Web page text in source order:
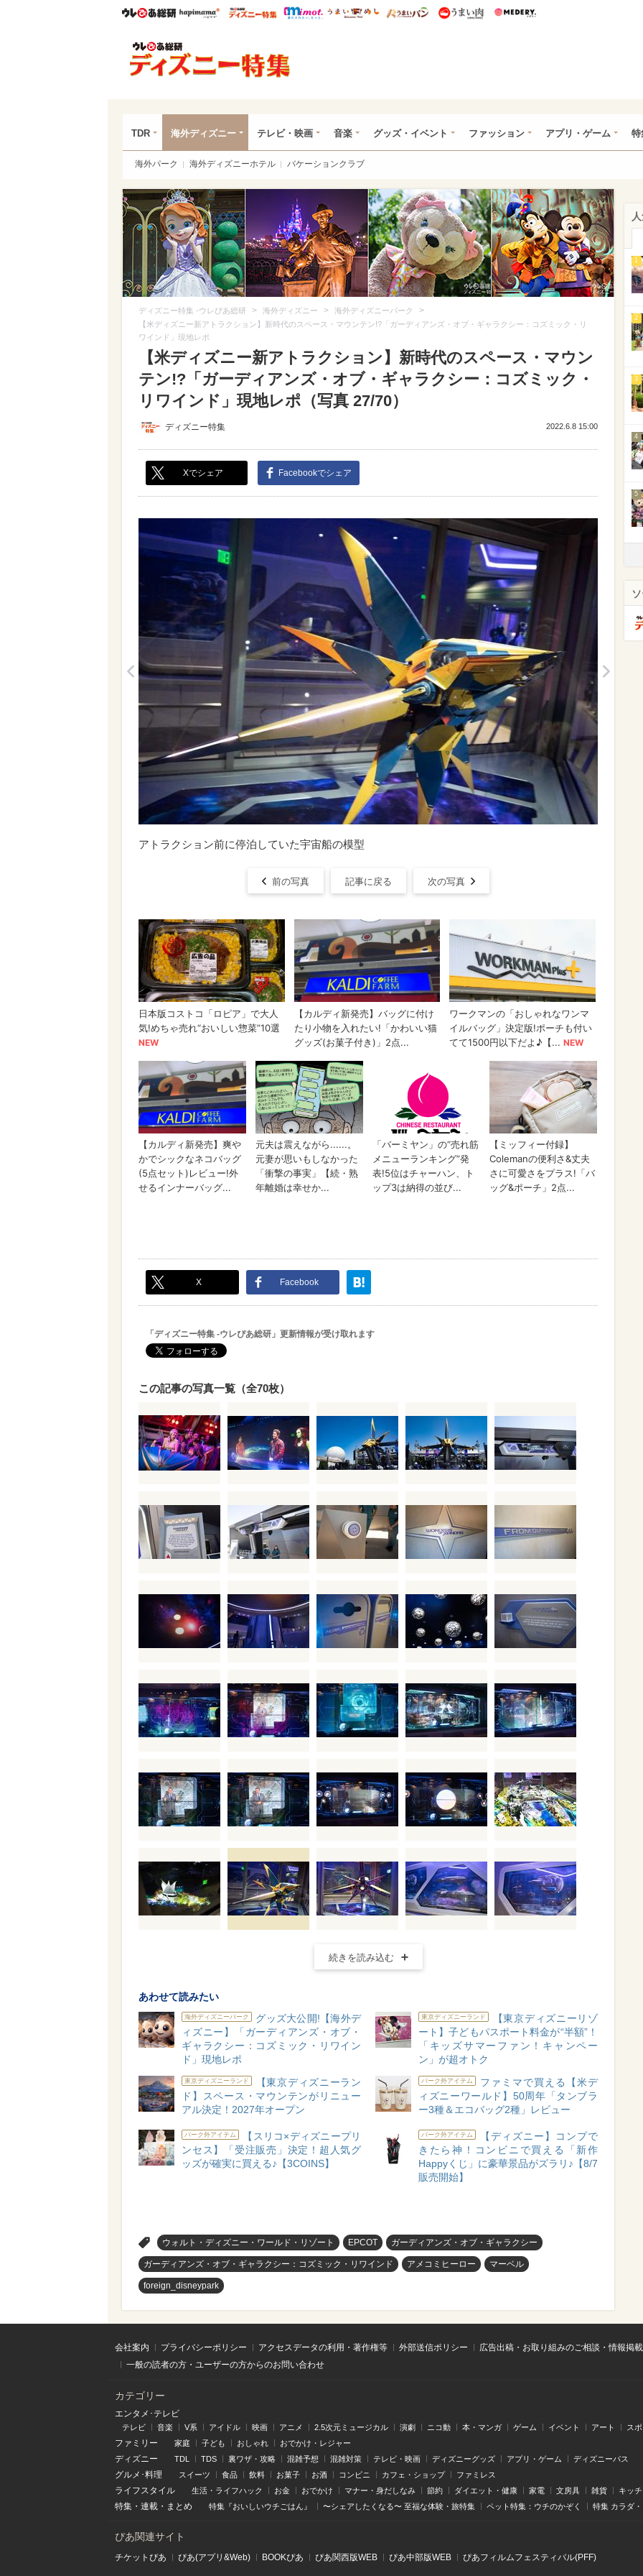
ウレぴあ総研ハピママ* ウレぴあ総研 ディズニー特集
mimot. うまいめし うまいパン うまい肉
TDR 海外ディズニー テレビ・映画 音楽 グッズ・イベント ファッション アプリ・ゲーム 特
海外パーク 海外ディズニーホテル バケーションクラブ
ディズニー特集 -ウレぴあ総研 > 海外ディズニー > 海外ディズニーパーク >
【米ディズニー新アトラクション】新時代のスペース・マウンテン!?「ガーディアンズ・オブ・ギャラクシー：コズミック・リ
ワインド」現地レポ
【米ディズニー新アトラクション】新時代のスペース・マウン
テン!?「ガーディアンズ・オブ・ギャラクシー：コズミック・
リワインド」現地レポ（写真 27/70）
ディズニー特集 2022.6.8 15:00
Xでシェア Facebookでシェア
アトラクション前に停泊していた宇宙船の模型
前の写真 記事に戻る 次の写真
X Facebook
「ディズニー特集 -ウレぴあ総研」更新情報が受け取れます
この記事の写真一覧（全70枚）
続きを読み込む
あわせて読みたい
海外ディズニーパーク
グッズ大公開!【海外デ
ィズニー】「ガーディアンズ・オブ・
ギャラクシー：コズミック・リワイン
ド」現地レポ
東京ディズニーランド
【東京ディズニーリゾ
ート】子どもパスポート料金が“半額”！
「キッズサマーファン！キャンペー
ン」が超オトク
東京ディズニーランド
【東京ディズニーラン
ド】スペース・マウンテンがリニュー
アル決定！2027年オープン
パーク外アイテム
ファミマで買える【米デ
ィズニーワールド】50周年「タンブラ
ー3種＆エコバッグ2種」レビュー
パーク外アイテム
【スリコ×ディズニープリ
ンセス】「受注販売」決定！超人気グ
ッズが確実に買える♪【3COINS】
パーク外アイテム
【ディズニー】コンプで
きたら神！コンビニで買える「新作
Happyくじ」に豪華景品がズラリ♪【8/7
販売開始】
ウォルト・ディズニー・ワールド・リゾート EPCOT ガーディアンズ・オブ・ギャラクシー
ガーディアンズ・オブ・ギャラクシー：コズミック・リワインド アメコミヒーロー マーベル
foreign_disneypark
1
2
3
4
5
会社案内 プライバシーポリシー アクセスデータの利用・著作権等 外部送信ポリシー
広告出稿・お取り組みのご相談・情報掲
一般の読者の方・ユーザーの方からのお問い合わせ
カテゴリー
エンタメ･テレビ
テレビ 音楽 V系 アイドル 映画 アニメ 2.5次元ミュージカル 演劇 ニコ動 本・マンガ ゲーム イベント アート ス
ファミリー 家庭 子ども おしゃれ おでかけ・レジャー
ディズニー TDL TDS 裏ワザ・攻略 混雑予想 混雑対策 テレビ・映画 ディズニーグッズ アプリ・ゲーム ディズニーパス
グルメ･料理 スイーツ 食品 飲料 お菓子 お酒 コンビニ カフェ・ショップ ファミレス
ライフスタイル 生活・ライフハック お金 おでかけ マナー・身だしなみ 節約 ダイエット・健康 家電 文房具 雑貨 キッ
特集 ・ 連載 ・ まとめ 特集『おいしいウチごはん』 〜シェアしたくなる〜 至福な体験・旅特集 ペット特集：ウチのかぞく 特集 カラダ
ぴあ関連サイト
チケットぴあ ぴあ(アプリ&Web) BOOKぴあ ぴあ関⻄版WEB ぴあ中部版WEB ぴあフィルムフェスティバル(PFF)